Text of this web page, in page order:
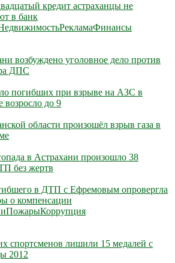
кредит астраханцы не
в банк
РекламаФинансы
возбуждено уголовное дело против
ДПС
погибших при взрыве на АЗС в
возросло до 9
области произошёл взрыв газа в
в Астрахани произошло 38
без жертв
в ДТП с Ефремовым опровергла
о компенсации
ПожарыКоррупция
спортсменов лишили 15 медалей с
2012